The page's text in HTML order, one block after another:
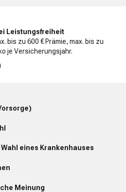
Leistungsfreiheit
bis zu 600 € Prämie, max. bis zu
je Versicherungsjahr.
eines Krankenhauses
Meinung